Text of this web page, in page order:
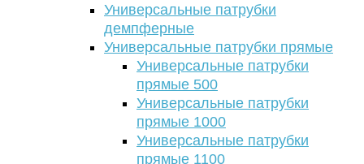
Универсальные патрубки
демпферные
Универсальные патрубки прямые
Универсальные патрубки
прямые 500
Универсальные патрубки
прямые 1000
Универсальные патрубки
прямые 1100